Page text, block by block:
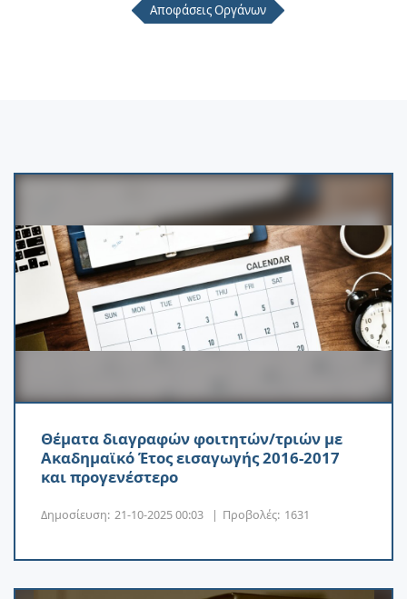
Αποφάσεις Οργάνων
Θέματα διαγραφών φοιτητών/τριών με
Ακαδημαϊκό Έτος εισαγωγής 2016-2017
και προγενέστερο
Δημοσίευση: 21-10-2025 00:03 | Προβολές: 1631